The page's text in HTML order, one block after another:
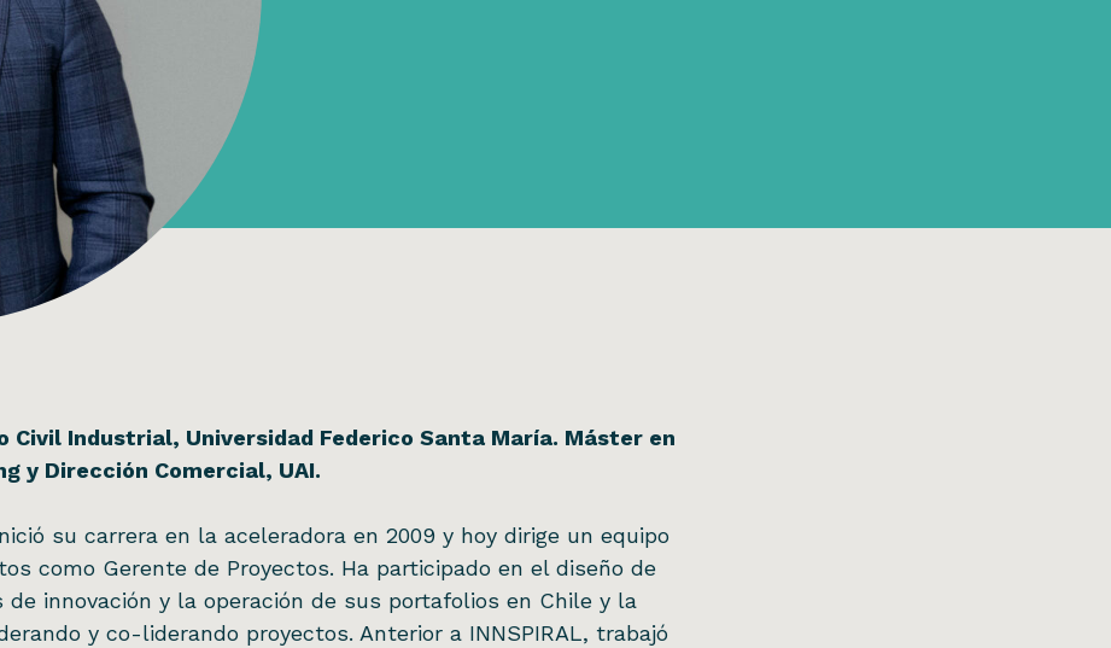
Civil Industrial, Universidad Federico Santa María. Máster en
y Dirección Comercial, UAI.
su carrera en la aceleradora en 2009 y hoy dirige un equipo
como Gerente de Proyectos. Ha participado en el diseño de
de innovación y la operación de sus portafolios en Chile y la
y co-liderando proyectos. Anterior a INNSPIRAL, trabajó